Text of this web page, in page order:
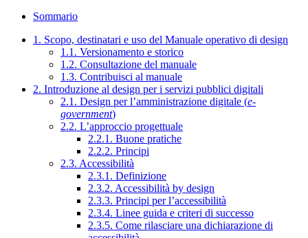
Sommario
1. Scopo, destinatari e uso del Manuale operativo di design
1.1. Versionamento e storico
1.2. Consultazione del manuale
1.3. Contribuisci al manuale
2. Introduzione al design per i servizi pubblici digitali
2.1. Design per l’amministrazione digitale (e-
government)
2.2. L’approccio progettuale
2.2.1. Buone pratiche
2.2.2. Principi
2.3. Accessibilità
2.3.1. Definizione
2.3.2. Accessibilità by design
2.3.3. Principi per l’accessibilità
2.3.4. Linee guida e criteri di successo
2.3.5. Come rilasciare una dichiarazione di